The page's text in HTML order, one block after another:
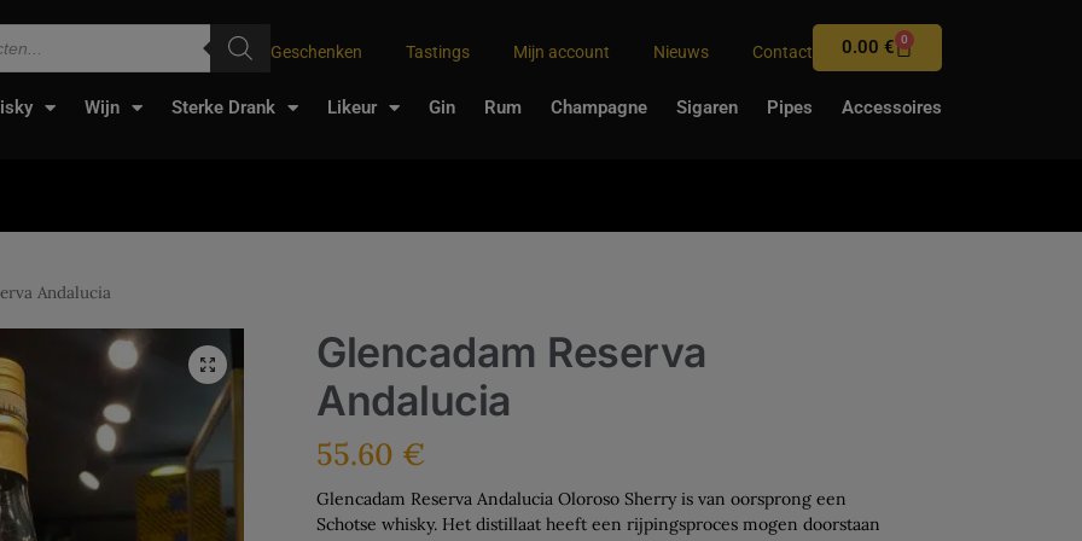
Geschenken Tastings Mijn account Nieuws Contact 0.00€ 0
Wijn Sterke Drank Likeur Gin Rum Champagne Sigaren Pipes Accessoires
Andalucia
Glencadam Reserva
Andalucia
55.60 €
Glencadam Reserva Andalucia Oloroso Sherry is van oorsprong een
Schotse whisky. Het distillaat heeft een rijpingsproces mogen doorstaan